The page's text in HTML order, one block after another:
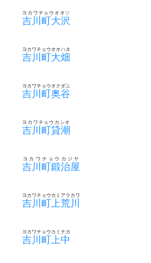
吉川町大沢
ヨカワチョウオオソ
吉川町大畑
ヨカワチョウオオハタ
吉川町奥谷
ヨカワチョウオクダニ
吉川町貸潮
ヨカワチョウカシオ
吉川町鍛治屋
ヨカワチョウカジヤ
吉川町上荒川
ヨカワチョウカミアラカワ
吉川町上中
ヨカワチョウカミナカ